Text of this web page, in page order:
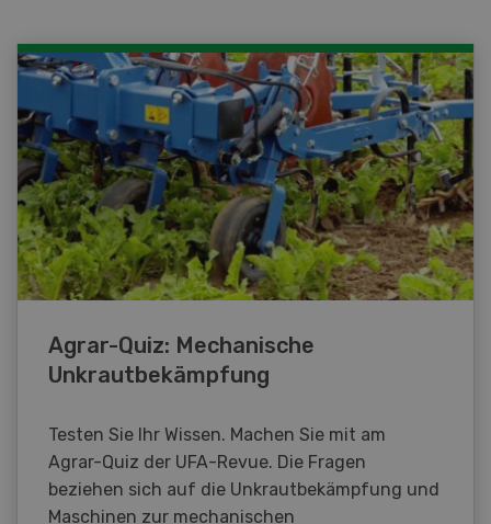
Agrar-Quiz: Mechanische
Unkrautbekämpfung
Testen Sie Ihr Wissen. Machen Sie mit am
Agrar-Quiz der UFA-Revue. Die Fragen
beziehen sich auf die Unkrautbekämpfung und
Maschinen zur mechanischen